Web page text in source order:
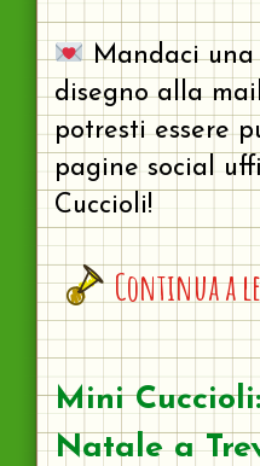
Mandaci una
disegno alla
potresti essere
pagine social
Cuccioli!
Continua a
Mini
Natale a